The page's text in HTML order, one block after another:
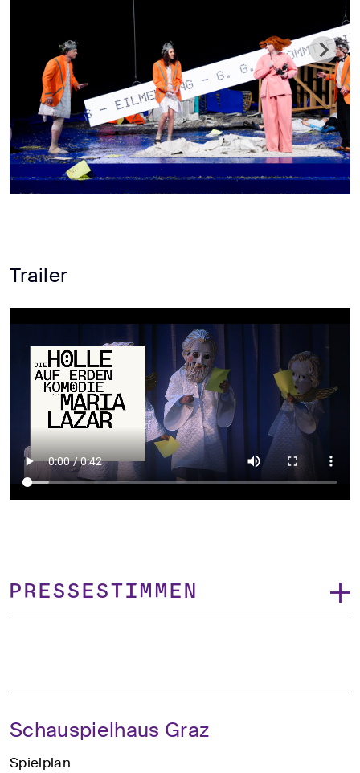
Trailer
Pressestimmen
Schauspielhaus Graz
Spielplan